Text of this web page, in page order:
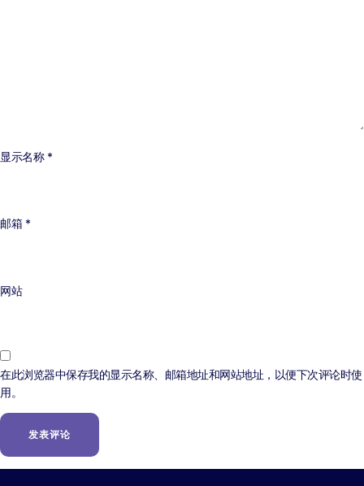
显示名称 *
邮箱 *
网站
在此浏览器中保存我的显示名称、邮箱地址和网站地址，以便下次评论时使
用。